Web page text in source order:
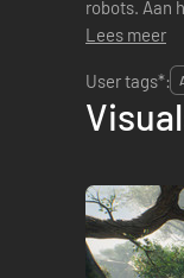
robots. Aan
Lees meer
User tags*: